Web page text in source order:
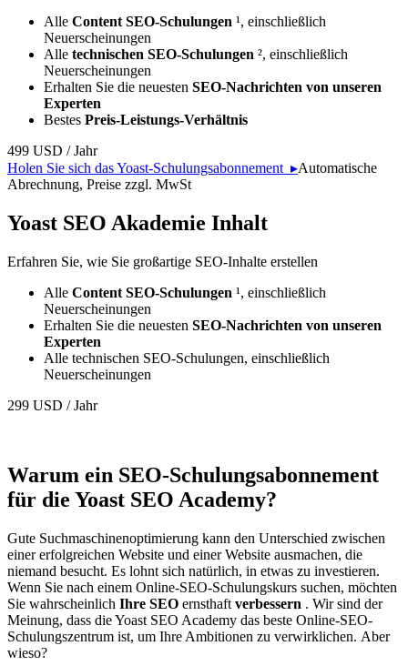
Alle Content SEO-Schulungen ¹, einschließlich
Neuerscheinungen
Alle technischen SEO-Schulungen ², einschließlich
Neuerscheinungen
Erhalten Sie die neuesten SEO-Nachrichten von unseren
Experten
Bestes Preis-Leistungs-Verhältnis
499 USD / Jahr
Holen Sie sich das Yoast-Schulungsabonnement ▸Automatische
Abrechnung, Preise zzgl. MwSt
Yoast SEO Akademie Inhalt
Erfahren Sie, wie Sie großartige SEO-Inhalte erstellen
Alle Content SEO-Schulungen ¹, einschließlich
Neuerscheinungen
Erhalten Sie die neuesten SEO-Nachrichten von unseren
Experten
Alle technischen SEO-Schulungen, einschließlich
Neuerscheinungen
299 USD / Jahr
Warum ein SEO-Schulungsabonnement
für die Yoast SEO Academy?
Gute Suchmaschinenoptimierung kann den Unterschied zwischen
einer erfolgreichen Website und einer Website ausmachen, die
niemand besucht. Es lohnt sich natürlich, in etwas zu investieren.
Wenn Sie nach einem Online-SEO-Schulungskurs suchen, möchten
Sie wahrscheinlich Ihre SEO ernsthaft verbessern . Wir sind der
Meinung, dass die Yoast SEO Academy das beste Online-SEO-
Schulungszentrum ist, um Ihre Ambitionen zu verwirklichen. Aber
wieso?